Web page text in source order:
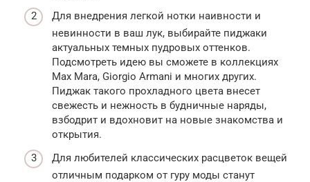
Для внедрения легкой нотки наивности и
невинности в ваш лук, выбирайте пиджаки
актуальных темных пудровых оттенков.
Подсмотреть идею вы сможете в коллекциях
Max Mara, Giorgio Armani и многих других.
Пиджак такого прохладного цвета внесет
свежесть и нежность в будничные наряды,
взбодрит и вдохновит на новые знакомства и
открытия.
Для любителей классических расцветок вещей
отличным подарком от гуру моды станут